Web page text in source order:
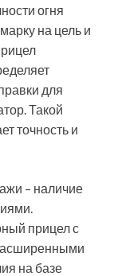
огня
на цель и
для
Такой
точность и
– наличие
прицел с
на базе